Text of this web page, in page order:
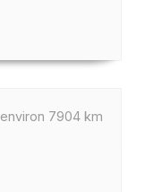
environ 7904 km